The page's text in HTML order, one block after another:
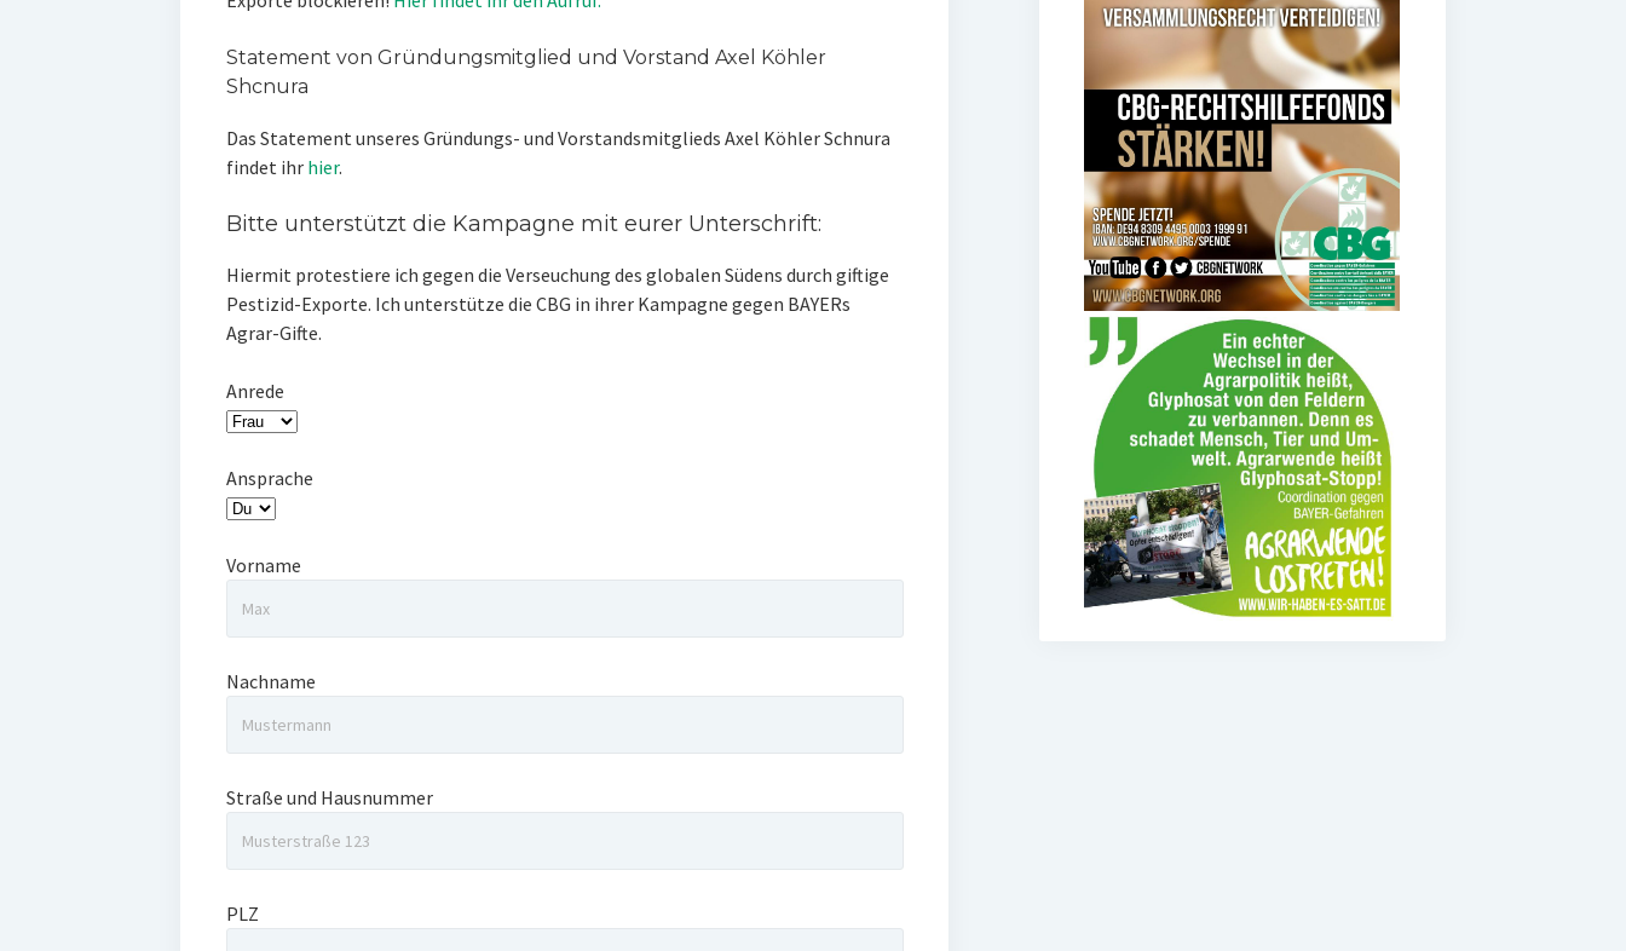
Statement von Gründungsmitglied und Vorstand Axel Köhler
Shcnura
Das Statement unseres Gründungs- und Vorstandsmitglieds Axel Köhler Schnura
findet ihr hier.
Bitte unterstützt die Kampagne mit eurer Unterschrift:
Hiermit protestiere ich gegen die Verseuchung des globalen Südens durch giftige
Pestizid-Exporte. Ich unterstütze die CBG in ihrer Kampagne gegen BAYERs
Agrar-Gifte.
Anrede
Ansprache
Vorname
Nachname
Straße und Hausnummer
PLZ